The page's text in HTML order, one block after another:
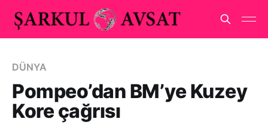
DÜNYA
Pompeo’dan BM’ye Kuzey
Kore çağrısı